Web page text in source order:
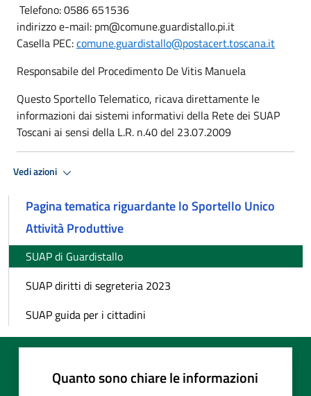
Telefono: 0586 651536
indirizzo e-mail: pm@comune.guardistallo.pi.it
Casella PEC:comune.guardistallo@postacert.toscana.it
Responsabile del Procedimento De Vitis Manuela
Questo Sportello Telematico, ricava direttamente le
informazioni dai sistemi informativi della Rete dei SUAP
Toscani ai sensi della L.R. n.40 del 23.07.2009
Vedi azioni
Pagina tematica riguardante lo Sportello Unico
Attività Produttive
SUAP di Guardistallo
SUAP diritti di segreteria 2023
SUAP guida per i cittadini
Quanto sono chiare le informazioni